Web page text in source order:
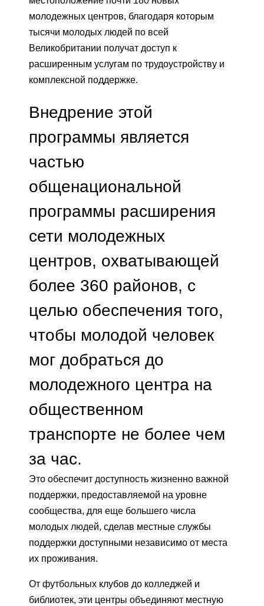
молодежных центров, благодаря которым
тысячи молодых людей по всей
Великобритании получат доступ к
расширенным услугам по трудоустройству и
комплексной поддержке.
Внедрение этой
программы является
частью
общенациональной
программы расширения
сети молодежных
центров, охватывающей
более 360 районов, с
целью обеспечения того,
чтобы молодой человек
мог добраться до
молодежного центра на
общественном
транспорте не более чем
за час.
Это обеспечит доступность жизненно важной
поддержки, предоставляемой на уровне
сообщества, для еще большего числа
молодых людей, сделав местные службы
поддержки доступными независимо от места
их проживания.
От футбольных клубов до колледжей и
библиотек, эти центры объединяют местную